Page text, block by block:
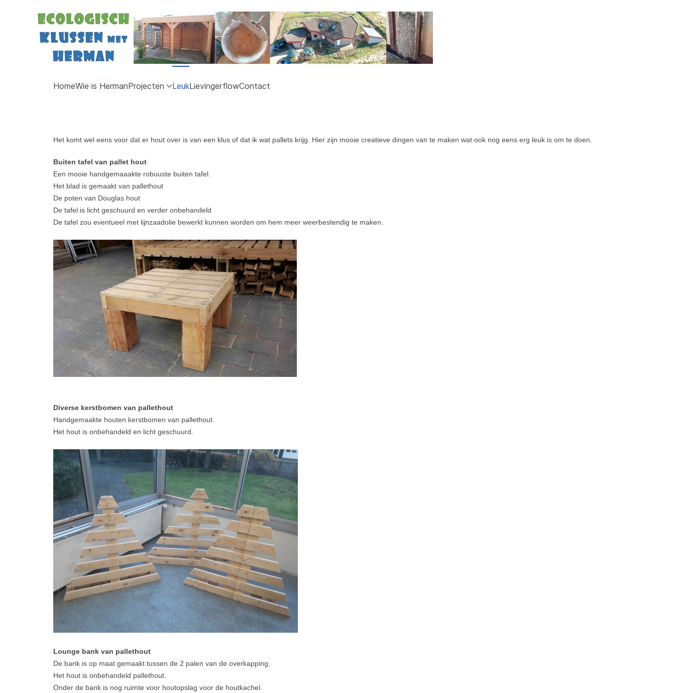
HomeWie is HermanProjecten LeukLievingerflowContact
Het komt wel eens voor dat er hout over is van een klus of dat ik wat pallets krijg. Hier zijn mooie creatieve dingen van te maken wat ook nog eens erg leuk is om te doen.
Buiten tafel van pallet hout
Een mooie handgemaaakte robuuste buiten tafel.
Het blad is gemaakt van pallethout
De poten van Douglas hout
De tafel is licht geschuurd en verder onbehandeld
De tafel zou eventueel met lijnzaadolie bewerkt kunnen worden om hem meer weerbestendig te maken.
Diverse kerstbomen van pallethout
Handgemaakte houten kerstbomen van pallethout.
Het hout is onbehandeld en licht geschuurd.
Lounge bank van pallethout
De bank is op maat gemaakt tussen de 2 palen van de overkapping.
Het hout is onbehandeld pallethout.
Onder de bank is nog ruimte voor houtopslag voor de houtkachel.